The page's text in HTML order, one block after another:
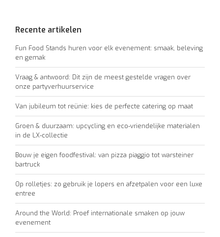
Recente artikelen
Fun Food Stands huren voor elk evenement: smaak, beleving
en gemak
Vraag & antwoord: Dit zijn de meest gestelde vragen over
onze partyverhuurservice
Van jubileum tot reünie: kies de perfecte catering op maat
Groen & duurzaam: upcycling en eco-vriendelijke materialen
in de LX-collectie
Bouw je eigen foodfestival: van pizza piaggio tot warsteiner
bartruck
Op rolletjes: zo gebruik je lopers en afzetpalen voor een luxe
entree
Around the World: Proef internationale smaken op jouw
evenement